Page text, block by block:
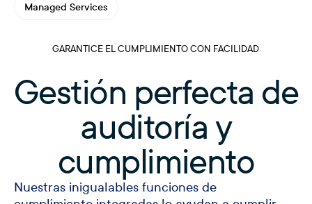
Managed Services
GARANTICE EL CUMPLIMIENTO CON FACILIDAD
Gestión perfecta de
auditoría y
cumplimiento
Nuestras inigualables funciones de